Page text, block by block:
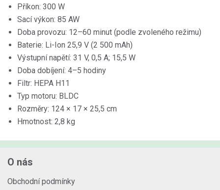
Příkon: 300 W
Sací výkon: 85 AW
Doba provozu: 12–60 minut (podle zvoleného režimu)
Baterie: Li-Ion 25,9 V (2 500 mAh)
Výstupní napětí: 31 V, 0,5 A; 15,5 W
Doba dobíjení: 4–5 hodiny
Filtr: HEPA H11
Typ motoru: BLDC
Rozměry: 124 × 17 × 25,5 cm
Hmotnost: 2,8 kg
O nás
Obchodní podmínky